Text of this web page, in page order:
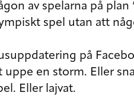
av spelarna på plan
spel utan att
på
uppe en storm. Eller
Eller lajvat.